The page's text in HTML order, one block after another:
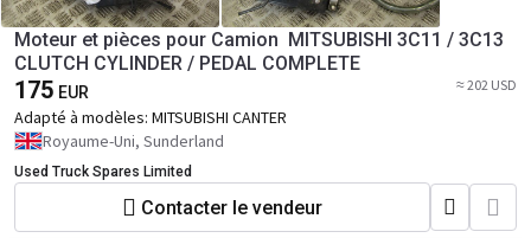
Moteur et pièces pour Camion MITSUBISHI 3C11 / 3C13
CLUTCH CYLINDER / PEDAL COMPLETE
175 EUR ≈ 202 USD
Adapté à modèles: MITSUBISHI CANTER
Royaume-Uni, Sunderland
Used Truck Spares Limited
Contacter le vendeur